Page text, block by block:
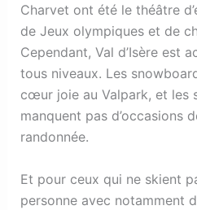
Charvet ont été le théâtre
de Jeux olympiques et de
Cependant, Val d’Isère est
tous niveaux. Les
cœur joie au Valpark, et les
manquent pas d’occasions
randonnée.
Et pour ceux qui ne skient
personne avec notamment